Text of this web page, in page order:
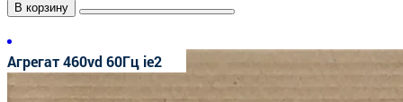
В корзину